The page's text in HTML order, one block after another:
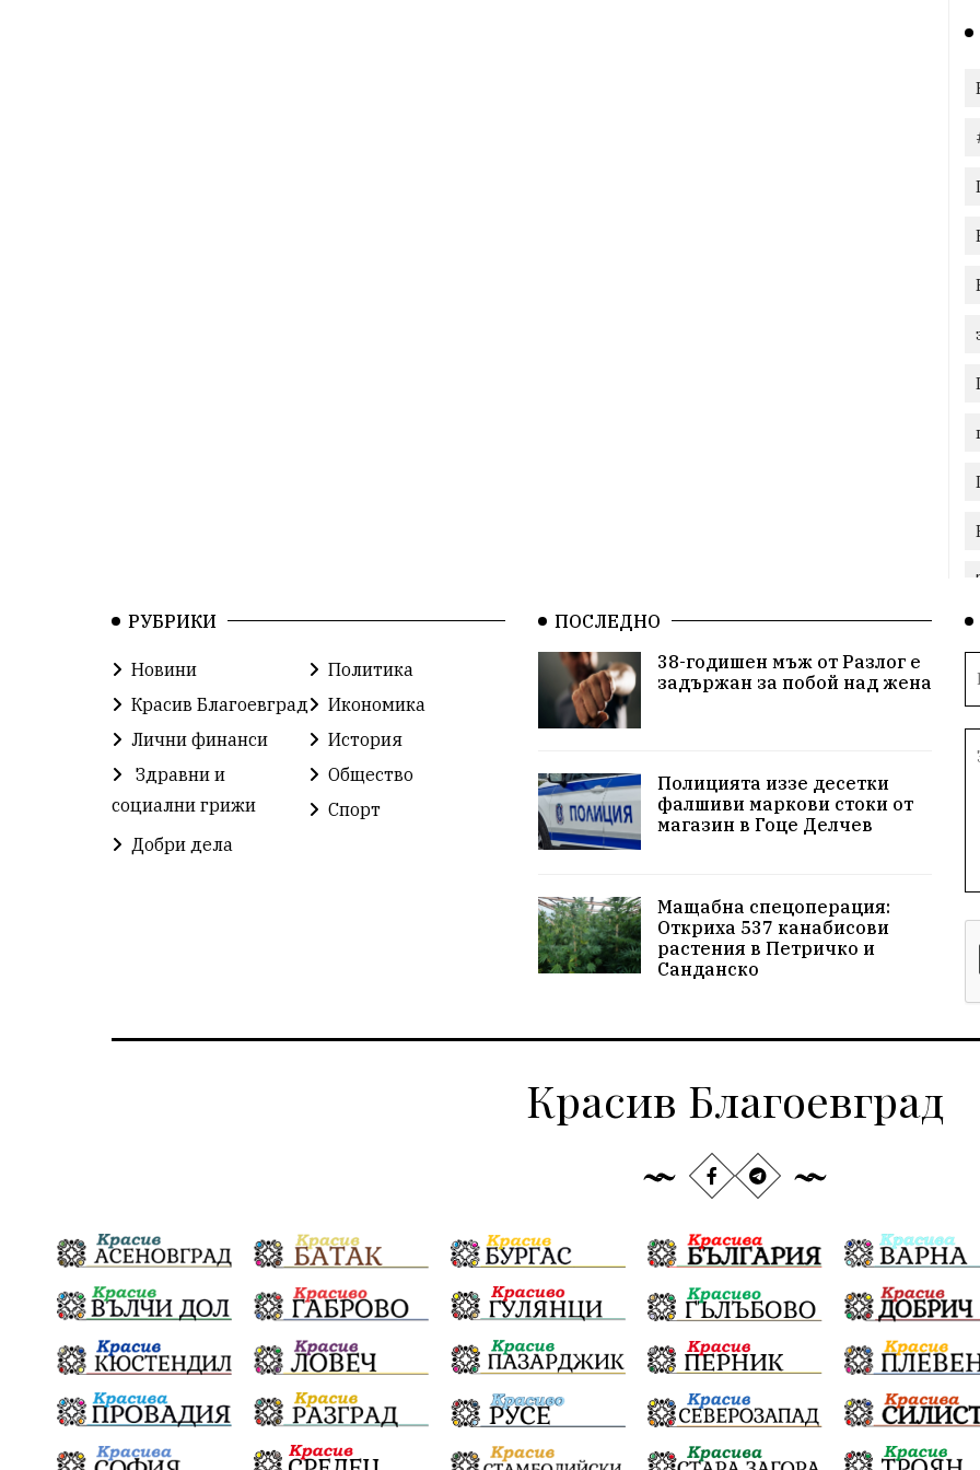
РУБРИКИ
Новини
Политика
Красив Благоевград
Икономика
Лични финанси
История
Здравни и
социални грижи
Общество
Спорт
Добри дела
ПОСЛЕДНО
38-годишен мъж от Разлог е
задържан за побой над жена
Полицията иззе десетки
фалшиви маркови стоки от
магазин в Гоце Делчев
Мащабна спецоперация:
Откриха 537 канабисови
растения в Петричко и
Санданско
Красив Благоевград